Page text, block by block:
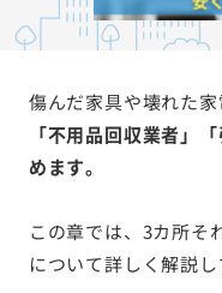
傷んだ家具や壊れた家
「不用品回収業者」
めます。
この章では、3カ所そ
について詳しく解説し